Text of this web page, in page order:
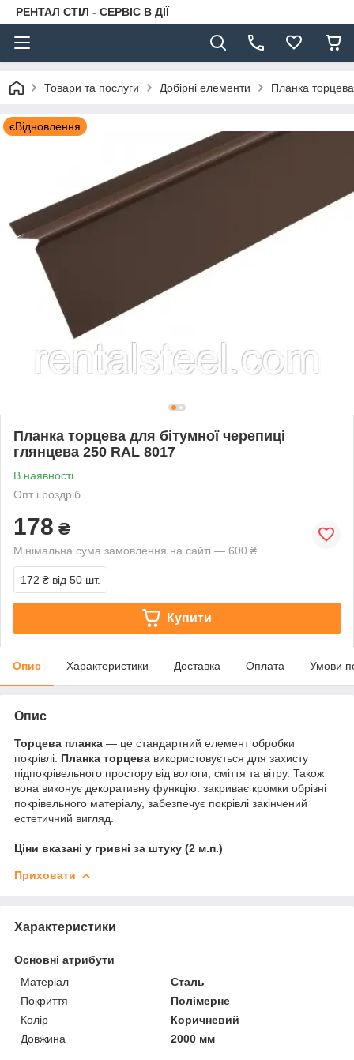
РЕНТАЛ СТІЛ - СЕРВІС В ДІЇ
Товари та послуги Добірні елементи Планка
єВідновлення
Планка торцева для бітумної черепиці
глянцева 250 RAL 8017
В наявності
Опт і роздріб
178 ₴
Мінімальна сума замовлення на сайті — 600 ₴
172 ₴ від 50 шт.
Купити
Опис Характеристики Доставка Оплата Умови
Опис
Торцева планка ― це стандартний елемент обробки
покрівлі. Планка торцева використовується для захисту
підпокрівельного простору від вологи, сміття та вітру. Також
вона виконує декоративну функцію: закриває кромки обрізні
покрівельного матеріалу, забезпечує покрівлі закінчений
естетичний вигляд.
Ціни вказані у гривні за штуку (2 м.п.)
Приховати
Характеристики
Основні атрибути
Матеріал
Сталь
Покриття
Полімерне
Колір
Коричневий
Довжина
2000 мм